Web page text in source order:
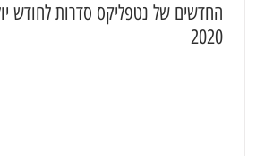
החדשים של נטפליקס סדרות לחודש
2020